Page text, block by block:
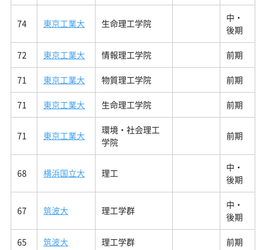
74 東京工業大 生命理工学院
中・
後期
72 東京工業大 情報理工学院 前期
71 東京工業大 物質理工学院 前期
71 東京工業大 生命理工学院 前期
71 東京工業大
環境・社会理工
学院
前期
68 横浜国立大 理工
中・
後期
67 筑波大 理工学群
中・
後期
65 筑波大 理工学群 前期